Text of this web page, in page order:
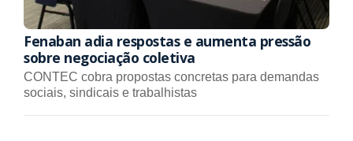
Fenaban adia respostas e aumenta pressão
sobre negociação coletiva
CONTEC cobra propostas concretas para demandas
sociais, sindicais e trabalhistas